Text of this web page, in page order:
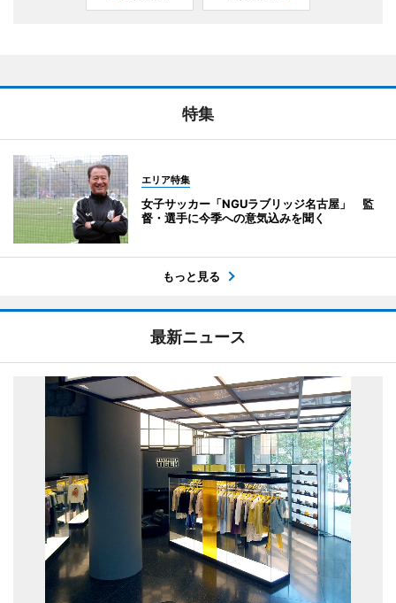
特集
エリア特集
女子サッカー「NGUラブリッジ名古屋」 監
督・選手に今季への意気込みを聞く
もっと見る
最新ニュース